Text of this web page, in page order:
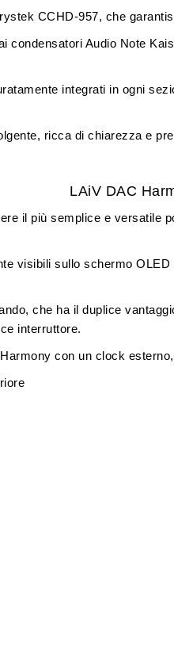
CCHD-957, che
condensatori Audio Note
integrati in ogni
ricca di chiarezza e
LAiV DAC
il più semplice e versatile
visibili sullo schermo
che ha il duplice
interruttore.
con un clock